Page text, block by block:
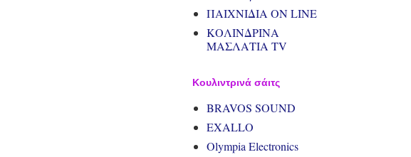
ΠΑΙΧΝΙΔΙΑ ΟΝ LINE
ΚΟΛΙΝΔΡΙΝΑ
ΜΑΣΛΑΤΙΑ TV
Κουλιντρινά σάιτς
BRAVOS SOUND
EXALLO
Olympia Electronics